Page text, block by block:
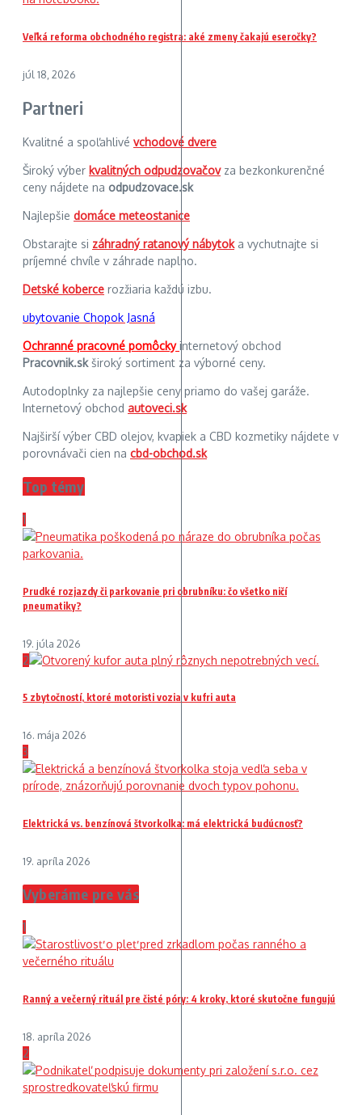
Veľká reforma obchodného registra: aké zmeny čakajú eseročky?
júl 18, 2026
Partneri
Kvalitné a spoľahlivé vchodové dvere
Široký výber kvalitných odpudzovačovza bezkonkurenčné
ceny nájdete na odpudzovace.sk
Najlepšie domáce meteostanice
Obstarajte si záhradný ratanový nábytoka vychutnajte si
príjemné chvíle v záhrade naplno.
Detské koberce rozžiaria každú izbu.
ubytovanie Chopok Jasná
Ochranné pracovné pomôckyinternetový obchod
Pracovnik.skširoký sortiment za výborné ceny.
Autodoplnky za najlepšie ceny priamo do vašej garáže.
Internetový obchod autoveci.sk
Najširší výber CBD olejov, kvapiek a CBD kozmetiky nájdete v
porovnávači cien na cbd-obchod.sk
Top témy
1
Prudké rozjazdy či parkovanie pri obrubníku: čo všetko ničí
pneumatiky?
19. júla 2026
2
5 zbytočností, ktoré motoristi vozia v kufri auta
16. mája 2026
3
Elektrická vs. benzínová štvorkolka: má elektrická budúcnosť?
19. apríla 2026
Vyberáme pre vás
1
Ranný a večerný rituál pre čisté póry: 4 kroky, ktoré skutočne fungujú
18. apríla 2026
2